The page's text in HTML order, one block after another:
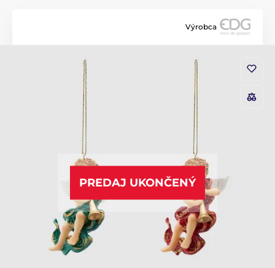
Výrobca
PREDAJ UKONČENÝ